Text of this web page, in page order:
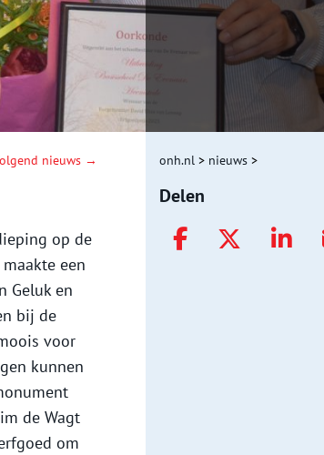
nieuws →
op de
een
Geluk en
bij de
voor
kunnen
de Wagt
om
onh.nl > nieuws >
Delen